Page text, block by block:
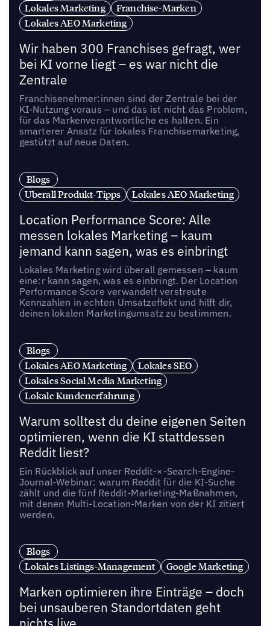
Lokales Marketing
Franchise-Marken
Lokales AEO Marketing
Wir haben 300 Franchises gefragt, wer
bei KI vorne liegt – es war nicht die
Zentrale
Franchisenehmer:innen sind der Zentrale bei der
KI-Nutzung voraus – und das ist nicht das Problem,
für das Markenverantwortliche es halten. Ein
smarterer Ansatz für lokales Franchisemarketing,
gestützt auf neue Daten.
Blogs
Uberall Produkt-Tipps
Lokales AEO Marketing
Location Performance Score: Alle
messen lokales Marketing – kaum
jemand kann sagen, was es einbringt
Lokales Marketing wird überall gemessen – kaum
eine:r kann sagen, was es einbringt. Der Location
Performance Score verwandelt verstreute
Kennzahlen in echten Umsatzeffekt und hilft dir,
deinen lokalen Marketingumsatz zu bestimmen.
Blogs
Lokales AEO Marketing
Lokales SEO
Lokales Social Media Marketing
Lokale Kundenerfahrung
Warum solltest du deine eigenen Seiten
optimieren, wenn die KI stattdessen
Reddit liest?
Ein Rückblick auf unser Reddit-×-Search-Engine-
Journal-Webinar: warum Reddit für die KI-Suche
zählt und die fünf Reddit-Marketing-Maßnahmen,
mit denen Multi-Location-Marken von der KI zitiert
werden.
Blogs
Lokales Listings-Management
Google Marketing
Marken optimieren ihre Einträge – doch
bei unsauberen Standortdaten geht